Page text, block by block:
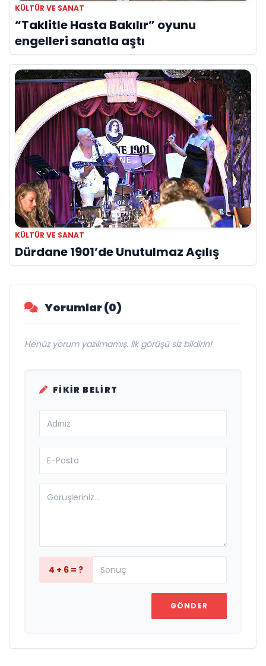
KÜLTÜR VE SANAT
“Taklitle Hasta Bakılır” oyunu
engelleri sanatla aştı
KÜLTÜR VE SANAT
Dürdane 1901’de Unutulmaz Açılış
Yorumlar (0)
Henüz yorum yazılmamış. İlk görüşü siz bildirin!
FIKIR BELIRT
4 + 6 = ?
GÖNDER